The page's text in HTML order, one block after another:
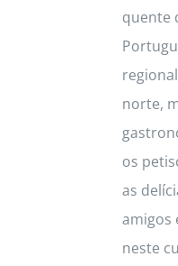
quente
norte,
os
as
amigos
neste